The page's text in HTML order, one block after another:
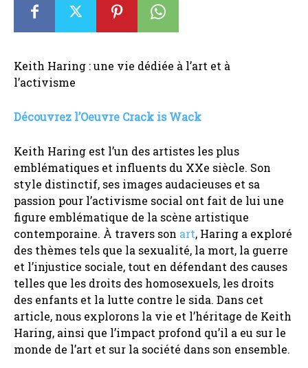
Keith Haring : une vie dédiée à l’art et à
l’activisme
Découvrez l’Oeuvre Crack is Wack
Keith Haring est l’un des artistes les plus
emblématiques et influents du XXe siècle. Son
style distinctif, ses images audacieuses et sa
passion pour l’activisme social ont fait de lui une
figure emblématique de la scène artistique
contemporaine. À travers son art, Haring a exploré
des thèmes tels que la sexualité, la mort, la guerre
et l’injustice sociale, tout en défendant des causes
telles que les droits des homosexuels, les droits
des enfants et la lutte contre le sida. Dans cet
article, nous explorons la vie et l’héritage de Keith
Haring, ainsi que l’impact profond qu’il a eu sur le
monde de l’art et sur la société dans son ensemble.